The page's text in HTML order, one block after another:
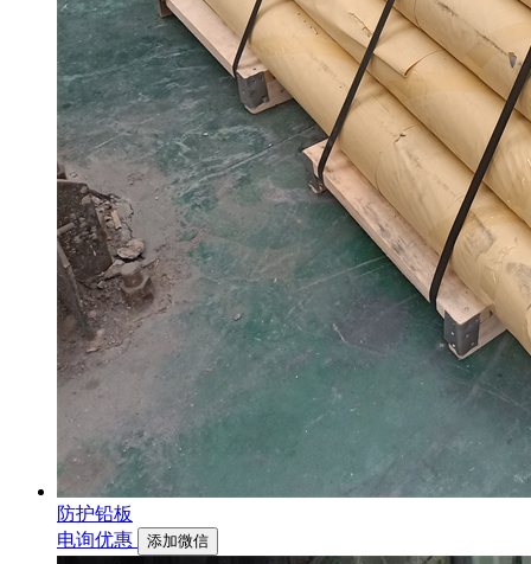
防护铅板
电询优惠
添加微信